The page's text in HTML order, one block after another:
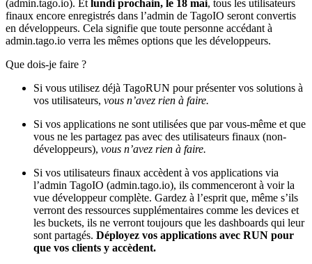
(admin.tago.io). Et lundi prochain, le 18 mai, tous les utilisateurs
finaux encore enregistrés dans l’admin de TagoIO seront convertis
en développeurs. Cela signifie que toute personne accédant à
admin.tago.io verra les mêmes options que les développeurs.
Que dois-je faire ?
Si vous utilisez déjà TagoRUN pour présenter vos solutions à
vos utilisateurs, vous n’avez rien à faire.
Si vos applications ne sont utilisées que par vous-même et que
vous ne les partagez pas avec des utilisateurs finaux (non-
développeurs), vous n’avez rien à faire.
Si vos utilisateurs finaux accèdent à vos applications via
l’admin TagoIO (admin.tago.io), ils commenceront à voir la
vue développeur complète. Gardez à l’esprit que, même s’ils
verront des ressources supplémentaires comme les devices et
les buckets, ils ne verront toujours que les dashboards qui leur
sont partagés. Déployez vos applications avec RUN pour
que vos clients y accèdent.